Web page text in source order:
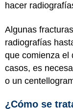
hacer
Algunas
radiografías
que comienza el
casos, es
o un
¿Cómo se